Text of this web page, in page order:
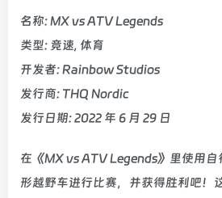
名称: MX vs ATV Legends
类型: 竞速, 体育
开发者: Rainbow Studios
发行商: THQ Nordic
发行日期: 2022 年 6 月 29 日
在《MX vs ATV Legends》里使用自
形越野车进行比赛，并获得胜利吧！